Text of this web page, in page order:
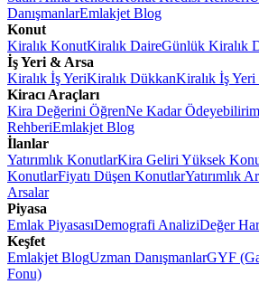
DanışmanlarEmlakjet Blog
Konut
Kiralık KonutKiralık DaireGünlük Kiralık
İş Yeri & Arsa
Kiralık İş YeriKiralık DükkanKiralık İş Yeri
Kiracı Araçları
Kira Değerini ÖğrenNe Kadar Ödeyebilirim
RehberiEmlakjet Blog
İlanlar
Yatırımlık KonutlarKira Geliri Yüksek
KonutlarFiyatı Düşen KonutlarYatırımlık
Arsalar
Piyasa
Emlak PiyasasıDemografi AnaliziDeğer
Keşfet
Emlakjet BlogUzman DanışmanlarGYF
Fonu)